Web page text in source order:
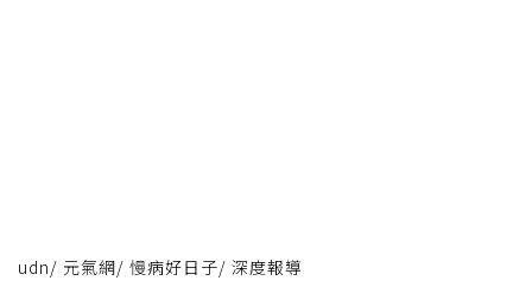
udn/ 元氣網/ 慢病好日子/ 深度報導